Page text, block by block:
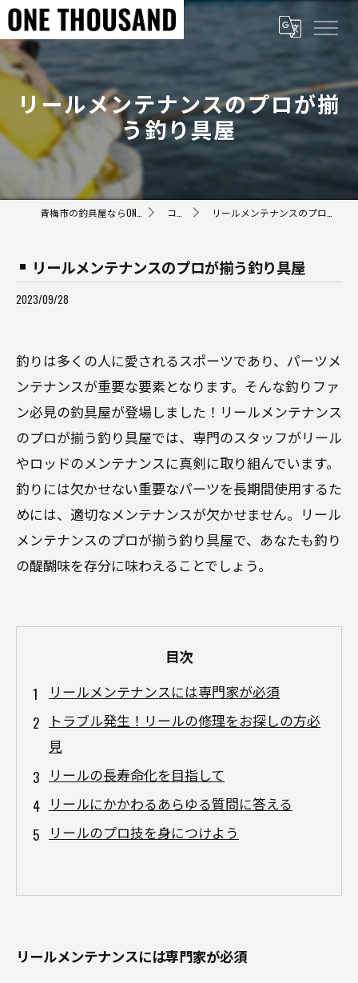
リールメンテナンスのプロが揃
う釣り具屋
コラム リールメンテナンスのプロが揃う釣り具屋
リールメンテナンスのプロが揃う釣り具屋
2023/09/28
釣りは多くの人に愛されるスポーツであり、パーツメ
ンテナンスが重要な要素となります。そんな釣りファ
ン必見の釣具屋が登場しました！リールメンテナンス
のプロが揃う釣り具屋では、専門のスタッフがリール
やロッドのメンテナンスに真剣に取り組んでいます。
釣りには欠かせない重要なパーツを長期間使用するた
めには、適切なメンテナンスが欠かせません。リール
メンテナンスのプロが揃う釣り具屋で、あなたも釣り
の醍醐味を存分に味わえることでしょう。
目次
リールメンテナンスには専門家が必須
トラブル発生！リールの修理をお探しの方必
見
リールの長寿命化を目指して
リールにかかわるあらゆる質問に答える
リールのプロ技を身につけよう
リールメンテナンスには専門家が必須